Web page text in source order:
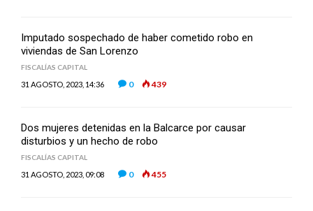
Imputado sospechado de haber cometido robo en
viviendas de San Lorenzo
FISCALÍAS CAPITAL
31 AGOSTO, 2023, 14:36 0 439
Dos mujeres detenidas en la Balcarce por causar
disturbios y un hecho de robo
FISCALÍAS CAPITAL
31 AGOSTO, 2023, 09:08 0 455